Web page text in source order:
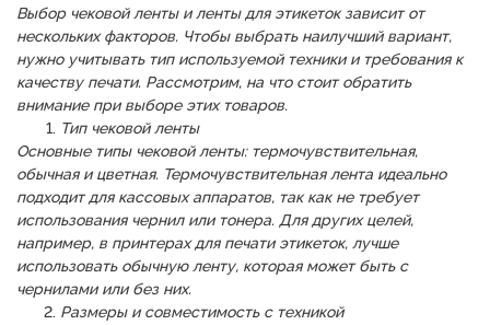
Выбор чековой ленты и ленты для этикеток зависит от
нескольких факторов. Чтобы выбрать наилучший вариант,
нужно учитывать тип используемой техники и требования к
качеству печати. Рассмотрим, на что стоит обратить
внимание при выборе этих товаров.
Тип чековой ленты
Основные типы чековой ленты: термочувствительная,
обычная и цветная. Термочувствительная лента идеально
подходит для кассовых аппаратов, так как не требует
использования чернил или тонера. Для других целей,
например, в принтерах для печати этикеток, лучше
использовать обычную ленту, которая может быть с
чернилами или без них.
Размеры и совместимость с техникой